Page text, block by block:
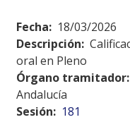
Fecha: 18/03/2026
Descripción:
oral en Pleno
Órgano tramitador:
Andalucía
Sesión: 181